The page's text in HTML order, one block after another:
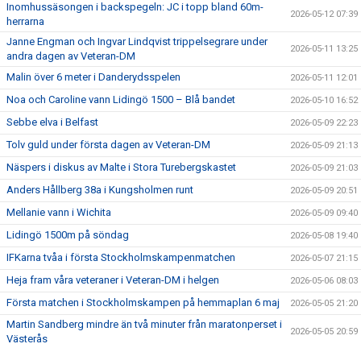
Inomhussäsongen i backspegeln: JC i topp bland 60m-
herrarna
2026-05-12 07:39
Janne Engman och Ingvar Lindqvist trippelsegrare under
andra dagen av Veteran-DM
2026-05-11 13:25
Malin över 6 meter i Danderydsspelen 2026-05-11 12:01
Noa och Caroline vann Lidingö 1500 – Blå bandet 2026-05-10 16:52
Sebbe elva i Belfast 2026-05-09 22:23
Tolv guld under första dagen av Veteran-DM 2026-05-09 21:13
Näspers i diskus av Malte i Stora Turebergskastet 2026-05-09 21:03
Anders Hållberg 38a i Kungsholmen runt 2026-05-09 20:51
Mellanie vann i Wichita 2026-05-09 09:40
Lidingö 1500m på söndag 2026-05-08 19:40
IFKarna tvåa i första Stockholmskampenmatchen 2026-05-07 21:15
Heja fram våra veteraner i Veteran-DM i helgen 2026-05-06 08:03
Första matchen i Stockholmskampen på hemmaplan 6 maj 2026-05-05 21:20
Martin Sandberg mindre än två minuter från maratonperset i
Västerås
2026-05-05 20:59